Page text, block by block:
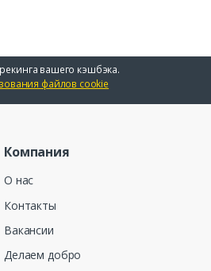
вашего кэшбэка.
файлов cookie
Компания
О нас
Контакты
Вакансии
Делаем добро